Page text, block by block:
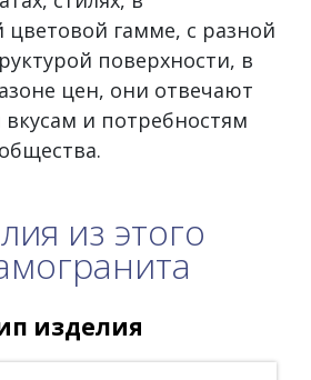
цветовой гамме, с разной
поверхности, в
цен, они отвечают
и потребностям
из этого
изделия